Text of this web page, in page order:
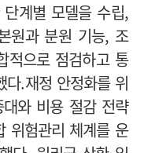
계별 모델을 수립,
원과 분원 기능, 조
적으로 점검하고 통
다.재정 안정화를 위
와 비용 절감 전략
위험관리 체계를 운